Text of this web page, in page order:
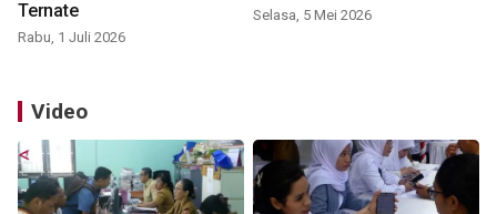
Ternate
Rabu, 1 Juli 2026
Selasa, 5 Mei 2026
Video